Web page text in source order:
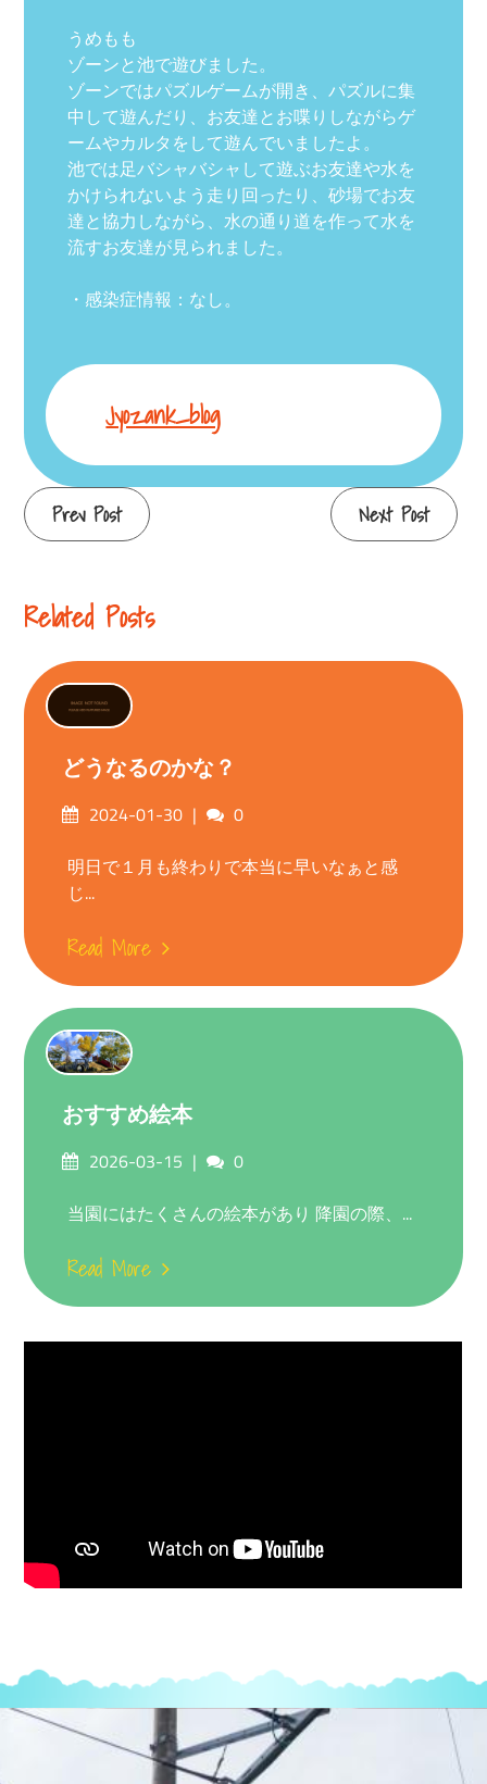
うめもも
ゾーンと池で遊びました。
ゾーンではパズルゲームが開き、パズルに集
中して遊んだり、お友達とお喋りしながらゲ
ームやカルタをして遊んでいましたよ。
池では足バシャバシャして遊ぶお友達や水を
かけられないよう走り回ったり、砂場でお友
達と協力しながら、水の通り道を作って水を
流すお友達が見られました。
・感染症情報：なし。
Jyozank_blog
Continue
Prev Post Next Post
Related Posts
どうなるのかな？
Posted2024-01-30 Comments
0
明日で１月も終わりで本当に早いなぁと感
じ...
Read More
おすすめ絵本
Posted2026-03-15 Comments
0
当園にはたくさんの絵本があり 降園の際、...
Read More